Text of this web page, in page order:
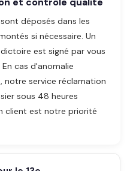
déposés dans les
si nécessaire. Un
est signé par vous
cas d'anomalie
notre service réclamation
sous 48 heures
client est notre priorité